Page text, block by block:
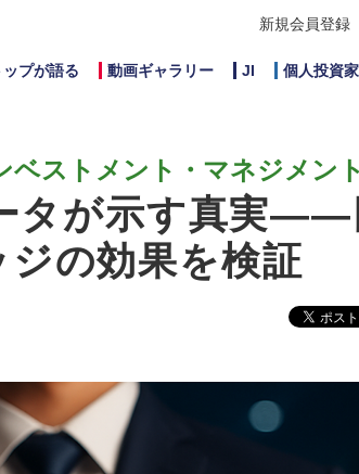
新規会員登録
ップが語る 動画ギャラリー JI 個人投資
ベストメント・マネジメント
タが示す真実——
の効果を検証